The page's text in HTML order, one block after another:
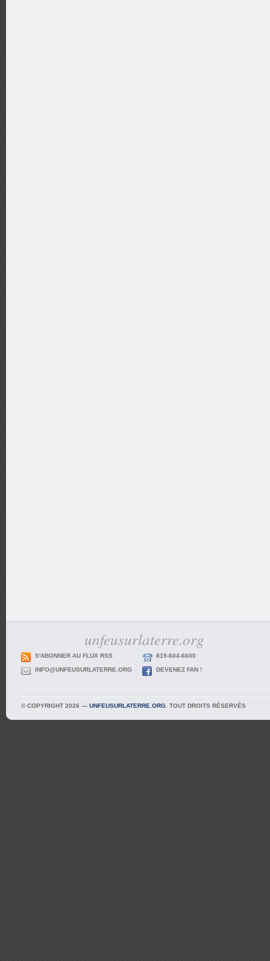
unfeusurlaterre.org
S'ABONNER AU FLUX RSS 819-604-6600
INFO@UNFEUSURLATERRE.ORG DEVENEZ FAN !
© COPYRIGHT 2026 — UNFEUSURLATERRE.ORG . TOUT DROITS RÉSERVÉS